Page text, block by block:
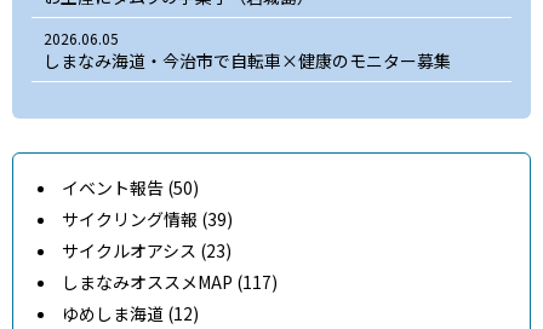
2026.06.05
しまなみ海道・今治市で自転車×健康のモニター募集
イベント報告 (50)
サイクリング情報 (39)
サイクルオアシス (23)
しまなみオススメMAP (117)
ゆめしま海道 (12)